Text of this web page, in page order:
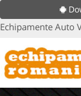
Echipamente Auto